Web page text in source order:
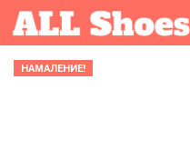
НАМАЛЕНИЕ!